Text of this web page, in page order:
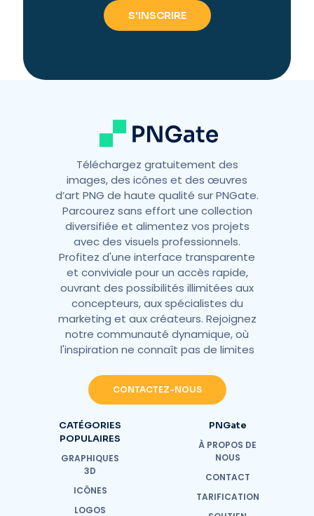
Téléchargez gratuitement des
images, des icônes et des œuvres
d’art PNG de haute qualité sur PNGate.
Parcourez sans effort une collection
diversifiée et alimentez vos projets
avec des visuels professionnels.
Profitez d'une interface transparente
et conviviale pour un accès rapide,
ouvrant des possibilités illimitées aux
concepteurs, aux spécialistes du
marketing et aux créateurs. Rejoignez
notre communauté dynamique, où
l'inspiration ne connaît pas de limites
CONTACTEZ-NOUS
CATÉGORIES
POPULAIRES
GRAPHIQUES
3D
ICÔNES
LOGOS
PNGate
À PROPOS DE
NOUS
CONTACT
TARIFICATION